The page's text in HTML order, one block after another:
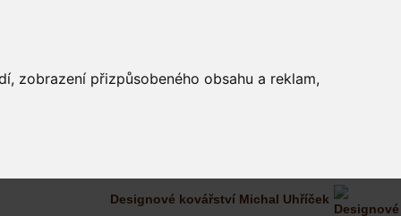
zobrazení přizpůsobeného obsahu a reklam,
Designové kovářství Michal Uhříček